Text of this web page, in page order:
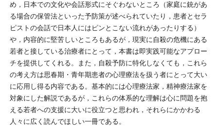
め，日本での文化や会話形式にそぐわないところ（家庭に銃があ
る場合の保管法といった予防策が述べられていたり，患者とセラ
ピストの会話で日本人にはピンとこない流れがあったりする）
や，内容的に堅苦しいところもあるが，現実に自殺の危機にある
若者と接している治療者にとって，本書は即実践可能なアプロー
チを提供してくれる。また，自殺予防に特化しなくても，これら
の考え方は思春期・青年期患者の心理療法を扱う者にとって大い
に応用し得る内容である。基本的には心理療法家，精神療法家を
対象にした解説であるが，これらの体系的な理解は心に問題を抱
える若者への支援に大いに役立つと思われ，それらにかかわる
人々に広く読んでほしい一冊である。